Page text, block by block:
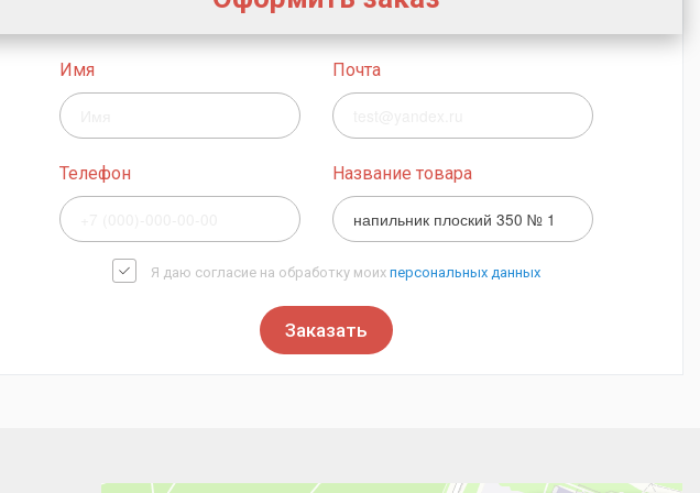
Имя Почта
Телефон Название товара
Я даю согласие на обработку моих персональных данных
Заказать